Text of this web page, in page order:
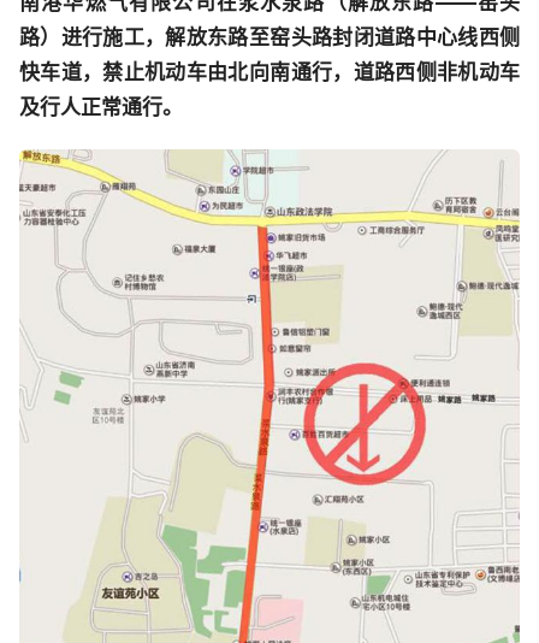
路）进行施工，解放东路至窑头路封闭道路中心线西侧
快车道，禁止机动车由北向南通行，道路西侧非机动车
及行人正常通行。